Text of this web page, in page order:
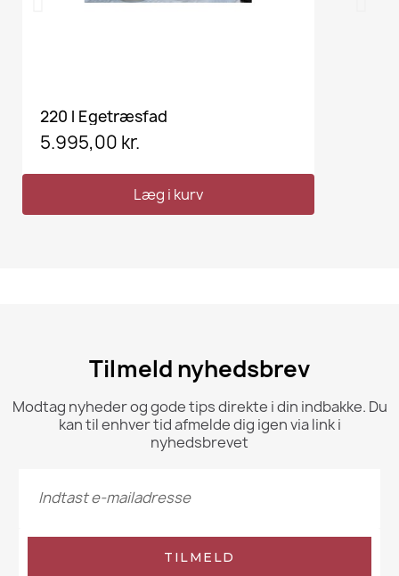
VIS HER
220 l Egetræsfad
5.995,00 kr.
Læg i kurv
Tilmeld nyhedsbrev
Modtag nyheder og gode tips direkte i din indbakke. Du
kan til enhver tid afmelde dig igen via link i
nyhedsbrevet
TILMELD